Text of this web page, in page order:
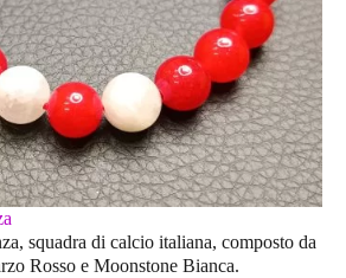
squadra di calcio italiana, composto da
Rosso e Moonstone Bianca.